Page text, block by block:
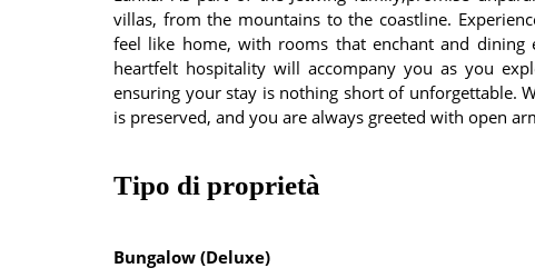
villas, from the mountains to the coastline.
feel like home, with rooms that enchant and
heartfelt hospitality will accompany you as you
ensuring your stay is nothing short of unforgettable.
is preserved, and you are always greeted with open
Tipo di proprietà
Bungalow (Deluxe)